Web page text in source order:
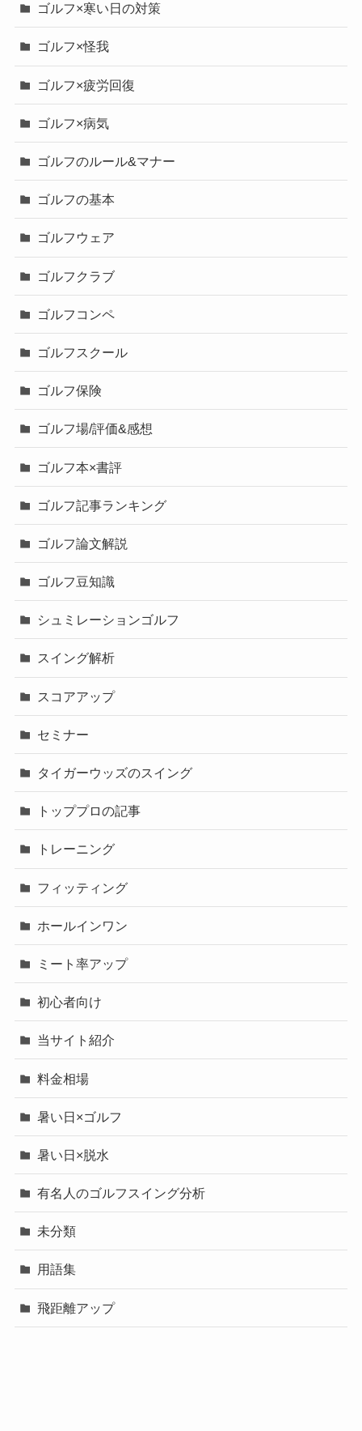
ゴルフ×寒い日の対策
ゴルフ×怪我
ゴルフ×疲労回復
ゴルフ×病気
ゴルフのルール&マナー
ゴルフの基本
ゴルフウェア
ゴルフクラブ
ゴルフコンペ
ゴルフスクール
ゴルフ保険
ゴルフ場/評価&感想
ゴルフ本×書評
ゴルフ記事ランキング
ゴルフ論文解説
ゴルフ豆知識
シュミレーションゴルフ
スイング解析
スコアアップ
セミナー
タイガーウッズのスイング
トッププロの記事
トレーニング
フィッティング
ホールインワン
ミート率アップ
初心者向け
当サイト紹介
料金相場
暑い日×ゴルフ
暑い日×脱水
有名人のゴルフスイング分析
未分類
用語集
飛距離アップ